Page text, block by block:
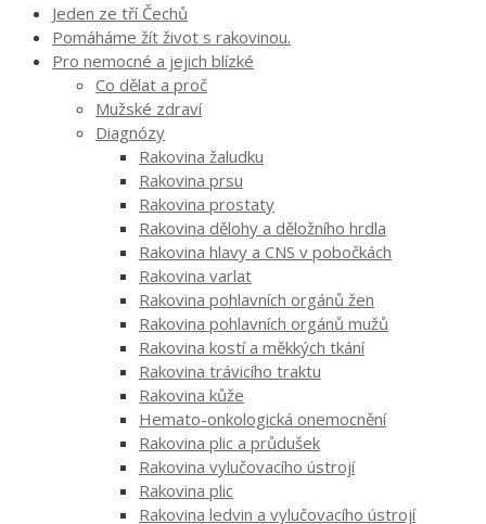
Jeden ze tří Čechů
Pomáháme žít život s rakovinou.
Pro nemocné a jejich blízké
Co dělat a proč
Mužské zdraví
Diagnózy
Rakovina žaludku
Rakovina prsu
Rakovina prostaty
Rakovina dělohy a děložního hrdla
Rakovina hlavy a CNS v pobočkách
Rakovina varlat
Rakovina pohlavních orgánů žen
Rakovina pohlavních orgánů mužů
Rakovina kostí a měkkých tkání
Rakovina trávicího traktu
Rakovina kůže
Hemato-onkologická onemocnění
Rakovina plic a průdušek
Rakovina vylučovacího ústrojí
Rakovina plic
Rakovina ledvin a vylučovacího ústrojí